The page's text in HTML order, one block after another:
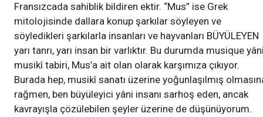
Fransızcada sahiblik bildiren ektir. “Mus” ise Grek
mitolojisinde dallara konup şarkılar söyleyen ve
söyledikleri şarkılarla insanları ve hayvanları BÜYÜLEYEN
yarı tanrı, yarı insan bir varlıktır. Bu durumda musique
musikî tabiri, Mus’a ait olan olarak karşımıza çıkıyor.
Burada hep, musikî sanatı üzerine yoğunlaşılmış
rağmen, ben büyüleyici yâni insanı sarhoş eden, ancak
kavrayışla çözülebilen şeyler üzerine de düşünüyorum.